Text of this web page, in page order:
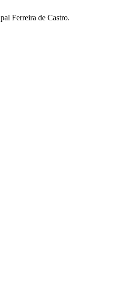
Ferreira de Castro.